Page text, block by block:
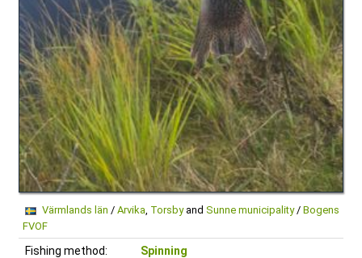
Värmlands län / Arvika, Torsbyand Sunne municipality/ Bogens
FVOF
Fishing method:
Spinning